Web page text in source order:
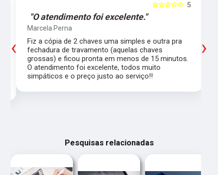
5
☆☆☆☆☆
"O atendimento foi excelente."
Marcela Perna
Fiz a cópia de 2 chaves uma simples e outra pra
fechadura de travamento (aquelas chaves
grossas) e ficou pronta em menos de 15 minutos.
O atendimento foi excelente, todos muito
simpáticos e o preço justo ao serviço!!
‹ ›
Pesquisas relacionadas